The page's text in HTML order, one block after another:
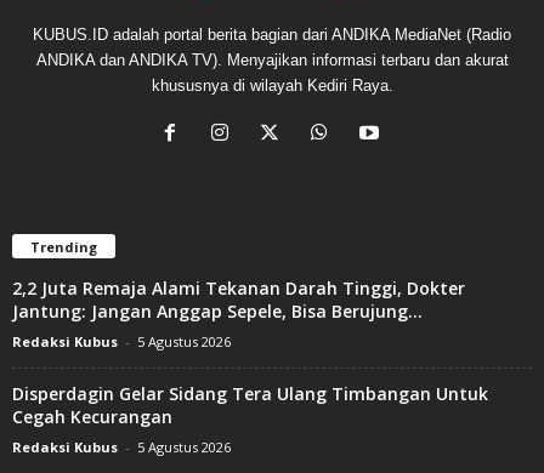
KUBUS.ID adalah portal berita bagian dari ANDIKA MediaNet (Radio
ANDIKA dan ANDIKA TV). Menyajikan informasi terbaru dan akurat
khususnya di wilayah Kediri Raya.
Trending
2,2 Juta Remaja Alami Tekanan Darah Tinggi, Dokter
Jantung: Jangan Anggap Sepele, Bisa Berujung...
Redaksi Kubus - 5 Agustus 2026
Disperdagin Gelar Sidang Tera Ulang Timbangan Untuk
Cegah Kecurangan
Redaksi Kubus - 5 Agustus 2026